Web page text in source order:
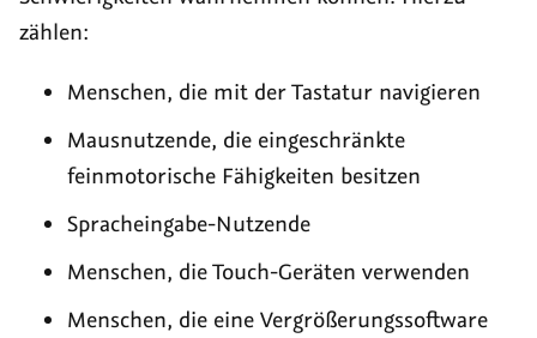
zählen:
Menschen, die mit der Tastatur navigieren
Mausnutzende, die eingeschränkte
feinmotorische Fähigkeiten besitzen
Spracheingabe-Nutzende
Menschen, die Touch-Geräten verwenden
Menschen, die eine Vergrößerungssoftware